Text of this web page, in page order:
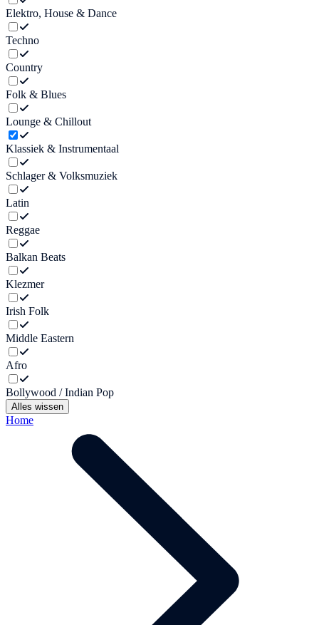
Elektro, House & Dance
Techno
Country
Folk & Blues
Lounge & Chillout
Klassiek & Instrumentaal
Schlager & Volksmuziek
Latin
Reggae
Balkan Beats
Klezmer
Irish Folk
Middle Eastern
Afro
Bollywood / Indian Pop
Alles wissen
Home